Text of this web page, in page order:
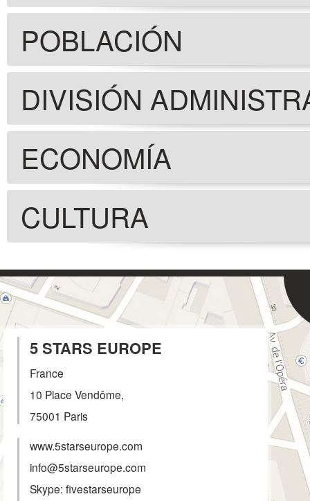
POBLACIÓN
DIVISIÓN
ECONOMÍA
CULTURA
5 STARS EUROPE
France
10 Place Vendôme,
75001 Paris
www.5starseurope.com
info@5starseurope.com
Skype: fivestarseurope